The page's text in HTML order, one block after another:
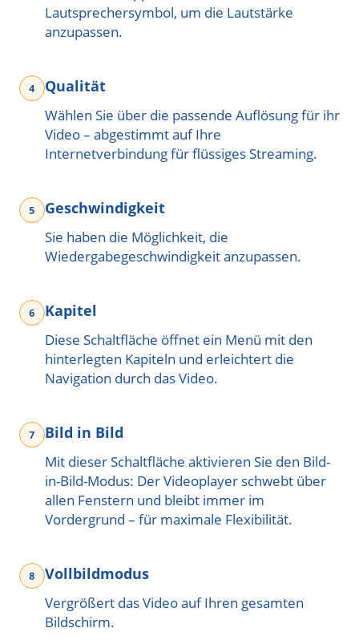
Lautsprechersymbol, um die Lautstärke
anzupassen.
Qualität
Wählen Sie über die passende Auflösung für ihr
Video – abgestimmt auf Ihre
Internetverbindung für flüssiges Streaming.
Geschwindigkeit
Sie haben die Möglichkeit, die
Wiedergabegeschwindigkeit anzupassen.
Kapitel
Diese Schaltfläche öffnet ein Menü mit den
hinterlegten Kapiteln und erleichtert die
Navigation durch das Video.
Bild in Bild
Mit dieser Schaltfläche aktivieren Sie den Bild-
in-Bild-Modus: Der Videoplayer schwebt über
allen Fenstern und bleibt immer im
Vordergrund – für maximale Flexibilität.
Vollbildmodus
Vergrößert das Video auf Ihren gesamten
Bildschirm.